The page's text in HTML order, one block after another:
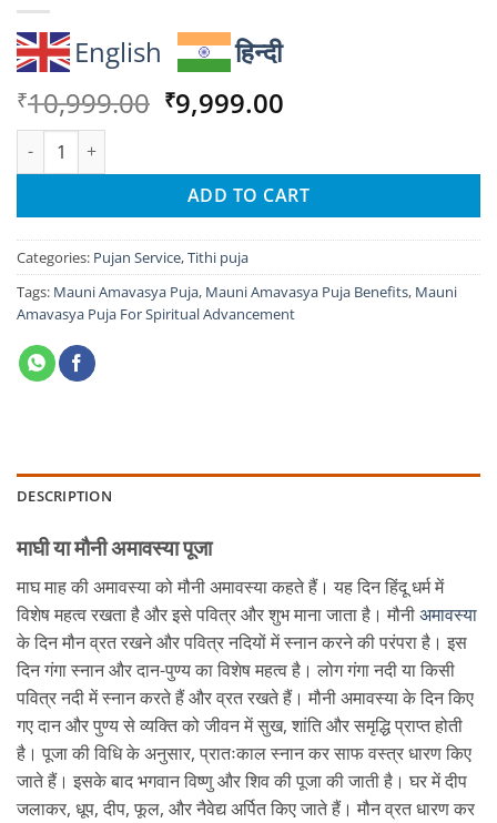
English हिन्दी
₹10,999.00 Original
price
₹10,999.00.
₹9,999.00
₹9,999.00.
Mauni Amavasya Puja For Spiritual Advancement quantity
ADD TO CART
Categories: Pujan Service,Tithi puja
Tags: Mauni Amavasya Puja, Mauni Amavasya Puja Benefits, Mauni
Amavasya Puja For Spiritual Advancement
DESCRIPTION
माघी या मौनी अमावस्या पूजा
माघ माह की अमावस्या को मौनी अमावस्या कहते हैं। यह दिन हिंदू धर्म में
विशेष महत्व रखता है और इसे पवित्र और शुभ माना जाता है। मौनीअमावस्या
के दिन मौन व्रत रखने और पवित्र नदियों में स्नान करने की परंपरा है। इस
दिन गंगा स्नान और दान-पुण्य का विशेष महत्व है। लोग गंगा नदी या किसी
पवित्र नदी में स्नान करते हैं और व्रत रखते हैं। मौनी अमावस्या के दिन किए
गए दान और पुण्य से व्यक्ति को जीवन में सुख, शांति और समृद्धि प्राप्त होती
है। पूजा की विधि के अनुसार, प्रातःकाल स्नान कर साफ वस्त्र धारण किए
जाते हैं। इसके बाद भगवान विष्णु और शिव की पूजा की जाती है। घर में दीप
जलाकर, धूप, दीप, फूल, और नैवेद्य अर्पित किए जाते हैं। मौन व्रत धारण कर